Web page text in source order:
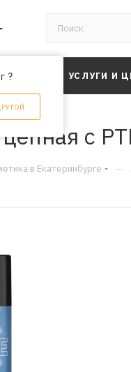
? УСЛУГИ И
с
в Екатеринбурге —